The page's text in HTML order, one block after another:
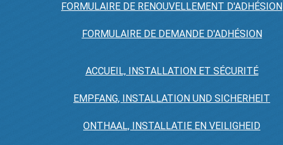
FORMULAIRE DE RENOUVELLEMENT D'ADHÉSION
FORMULAIRE DE DEMANDE D'ADHÉSION
ACCUEIL, INSTALLATION ET SÉCURITÉ
EMPFANG, INSTALLATION UND SICHERHEIT
ONTHAAL, INSTALLATIE EN VEILIGHEID